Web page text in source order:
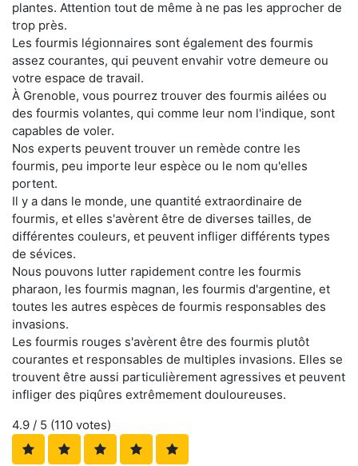
plantes. Attention tout de même à ne pas les approcher de
trop près.
Les fourmis légionnaires sont également des fourmis
assez courantes, qui peuvent envahir votre demeure ou
votre espace de travail.
À Grenoble, vous pourrez trouver des fourmis ailées ou
des fourmis volantes, qui comme leur nom l'indique, sont
capables de voler.
Nos experts peuvent trouver un remède contre les
fourmis, peu importe leur espèce ou le nom qu'elles
portent.
Il y a dans le monde, une quantité extraordinaire de
fourmis, et elles s'avèrent être de diverses tailles, de
différentes couleurs, et peuvent infliger différents types
de sévices.
Nous pouvons lutter rapidement contre les fourmis
pharaon, les fourmis magnan, les fourmis d'argentine, et
toutes les autres espèces de fourmis responsables des
invasions.
Les fourmis rouges s'avèrent être des fourmis plutôt
courantes et responsables de multiples invasions. Elles se
trouvent être aussi particulièrement agressives et peuvent
infliger des piqûres extrêmement douloureuses.
4.9 / 5 (110 votes)